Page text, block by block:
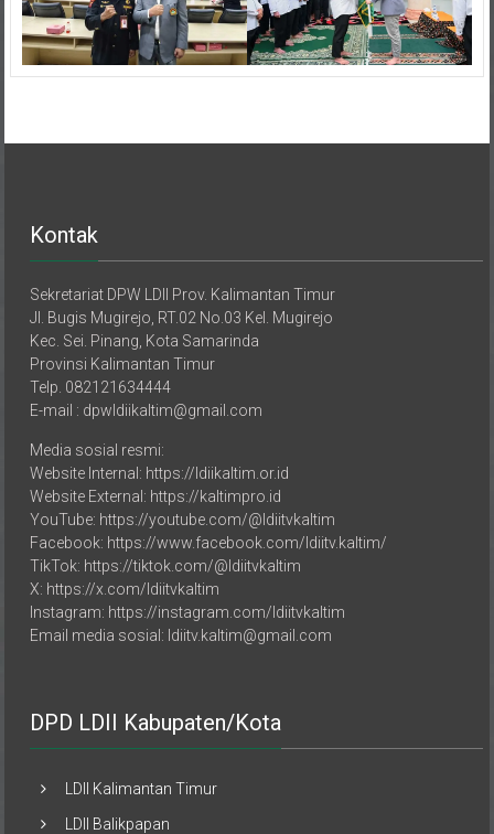
Kontak
Sekretariat DPW LDII Prov. Kalimantan Timur
Jl. Bugis Mugirejo, RT.02 No.03 Kel. Mugirejo
Kec. Sei. Pinang, Kota Samarinda
Provinsi Kalimantan Timur
Telp. 082121634444
E-mail : dpwldiikaltim@gmail.com
Media sosial resmi:
Website Internal: https://ldiikaltim.or.id
Website External: https://kaltimpro.id
YouTube: https://youtube.com/@ldiitvkaltim
Facebook: https://www.facebook.com/ldiitv.kaltim/
TikTok: https://tiktok.com/@ldiitvkaltim
X: https://x.com/ldiitvkaltim
Instagram: https://instagram.com/ldiitvkaltim
Email media sosial: ldiitv.kaltim@gmail.com
DPD LDII Kabupaten/Kota
LDII Kalimantan Timur
LDII Balikpapan